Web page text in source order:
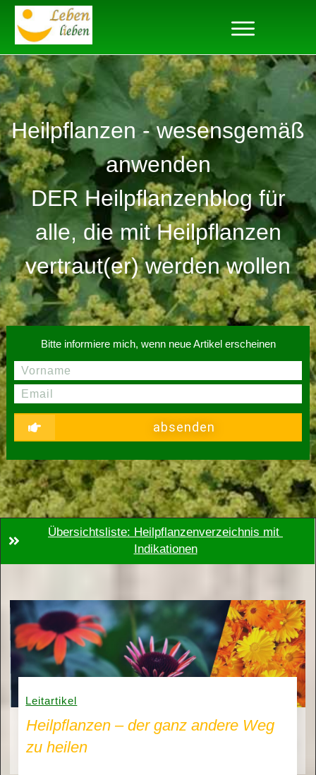
Heilpflanzen - wesensgemäß
anwenden
DER Heilpflanzenblog für
alle, die mit Heilpflanzen
vertraut(er) werden wollen
Bitte informiere mich, wenn neue Artikel erscheinen
absenden
Übersichtsliste: Heilpflanzenverzeichnis mit
Indikationen
Leitartikel
Heilpflanzen – der ganz andere Weg
zu heilen